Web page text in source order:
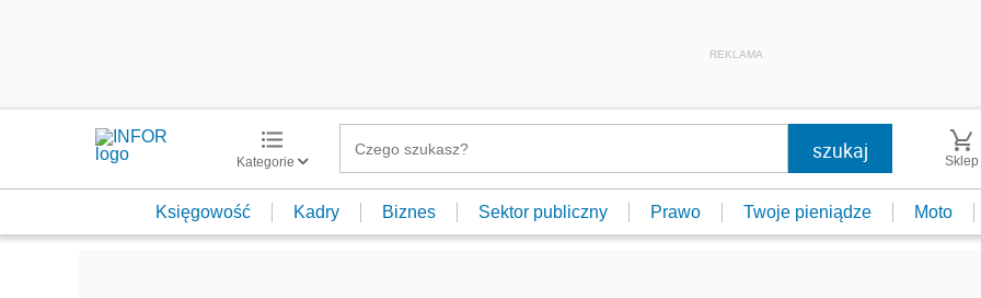
REKLAMA
Kategorie Sklep
Księgowość Kadry Biznes Sektor publiczny Prawo Twoje pieniądze Moto